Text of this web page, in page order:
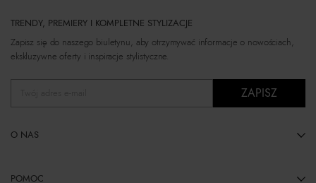
TRENDY, PREMIERY I KOMPLETNE STYLIZACJE
Zapisz się do naszego biuletynu, aby otrzymywać informacje o nowościach,
ekskluzywne oferty i inspiracje stylistyczne.
ZAPISZ
O NAS
POMOC